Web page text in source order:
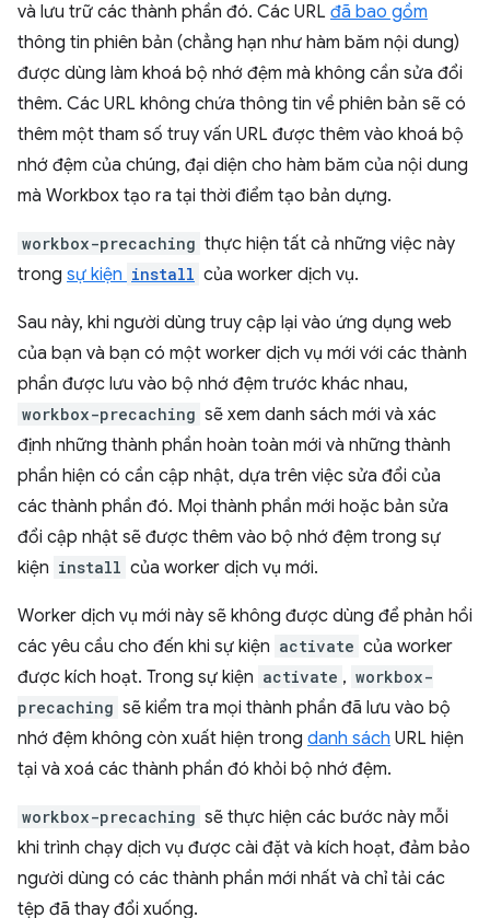
và lưu trữ các thành phần đó. Các URL đã bao gồm
thông tin phiên bản (chẳng hạn như hàm băm nội dung)
được dùng làm khoá bộ nhớ đệm mà không cần sửa đổi
thêm. Các URL không chứa thông tin về phiên bản sẽ có
thêm một tham số truy vấn URL được thêm vào khoá bộ
nhớ đệm của chúng, đại diện cho hàm băm của nội dung
mà Workbox tạo ra tại thời điểm tạo bản dựng.
workbox-precaching thực hiện tất cả những việc này
trong sự kiện install của worker dịch vụ.
Sau này, khi người dùng truy cập lại vào ứng dụng web
của bạn và bạn có một worker dịch vụ mới với các thành
phần được lưu vào bộ nhớ đệm trước khác nhau,
workbox-precaching sẽ xem danh sách mới và xác
định những thành phần hoàn toàn mới và những thành
phần hiện có cần cập nhật, dựa trên việc sửa đổi của
các thành phần đó. Mọi thành phần mới hoặc bản sửa
đổi cập nhật sẽ được thêm vào bộ nhớ đệm trong sự
kiện install của worker dịch vụ mới.
Worker dịch vụ mới này sẽ không được dùng để phản hồi
các yêu cầu cho đến khi sự kiện activate của worker
được kích hoạt. Trong sự kiện activate , workbox-
precaching sẽ kiểm tra mọi thành phần đã lưu vào bộ
nhớ đệm không còn xuất hiện trong danh sách URL hiện
tại và xoá các thành phần đó khỏi bộ nhớ đệm.
workbox-precaching sẽ thực hiện các bước này mỗi
khi trình chạy dịch vụ được cài đặt và kích hoạt, đảm bảo
người dùng có các thành phần mới nhất và chỉ tải các
tệp đã thay đổi xuống.